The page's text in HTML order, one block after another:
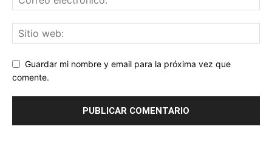
Guardar mi nombre y email para la próxima vez que
comente.